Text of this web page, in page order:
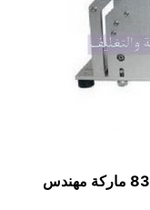
موديل 831 ماركة مهندس